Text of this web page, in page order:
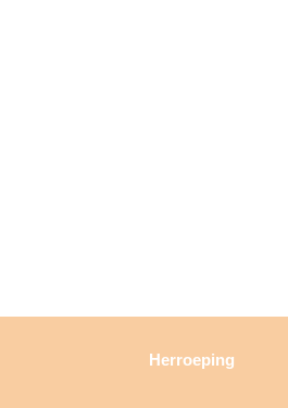
Herroeping